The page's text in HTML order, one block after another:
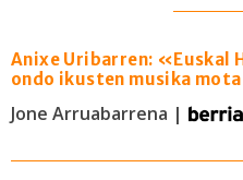
Anixe Uribarren: «Euskal
ondo ikusten musika
Jone Arruabarrena |